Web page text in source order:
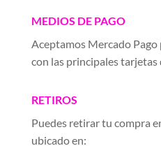
MEDIOS DE PAGO
Aceptamos Mercado Pago
con las principales tarjetas
RETIROS
Puedes retirar tu compra
ubicado en: